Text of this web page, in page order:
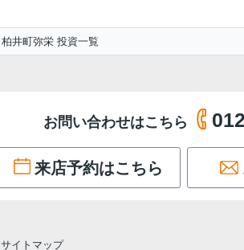
柏井町弥栄 投資一覧
お問い合わせはこちら
来店予約はこちら
サイトマップ